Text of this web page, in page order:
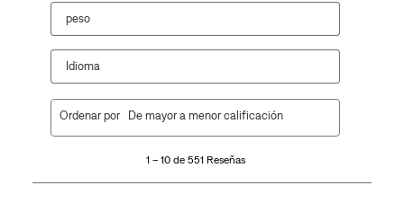
peso
Idioma
551
1 – 10 de 551 Reseñas
Ordenar por De mayor a menor calificación